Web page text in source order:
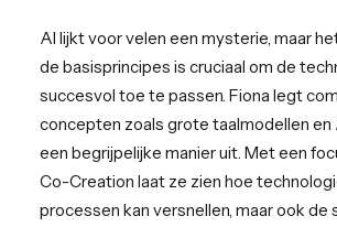
AI lijkt voor velen een mysterie, maar
de basisprincipes is cruciaal om de
succesvol toe te passen. Fiona legt
concepten zoals grote taalmodellen en
een begrijpelijke manier uit. Met een
Co-Creation laat ze zien hoe
processen kan versnellen, maar ook de